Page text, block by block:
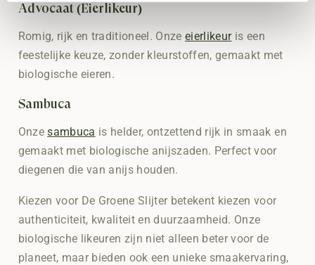
Advocaat (Eierlikeur)
Romig, rijk en traditioneel. Onzeeierlikeuris een
feestelijke keuze, zonder kleurstoffen, gemaakt met
biologische eieren.
Sambuca
Onzesambuca is helder, ontzettend rijk in smaak en
gemaakt met biologische anijszaden. Perfect voor
diegenen die van anijs houden.
Kiezen voor De Groene Slijter betekent kiezen voor
authenticiteit, kwaliteit en duurzaamheid. Onze
biologische likeuren zijn niet alleen beter voor de
planeet, maar bieden ook een unieke smaakervaring,